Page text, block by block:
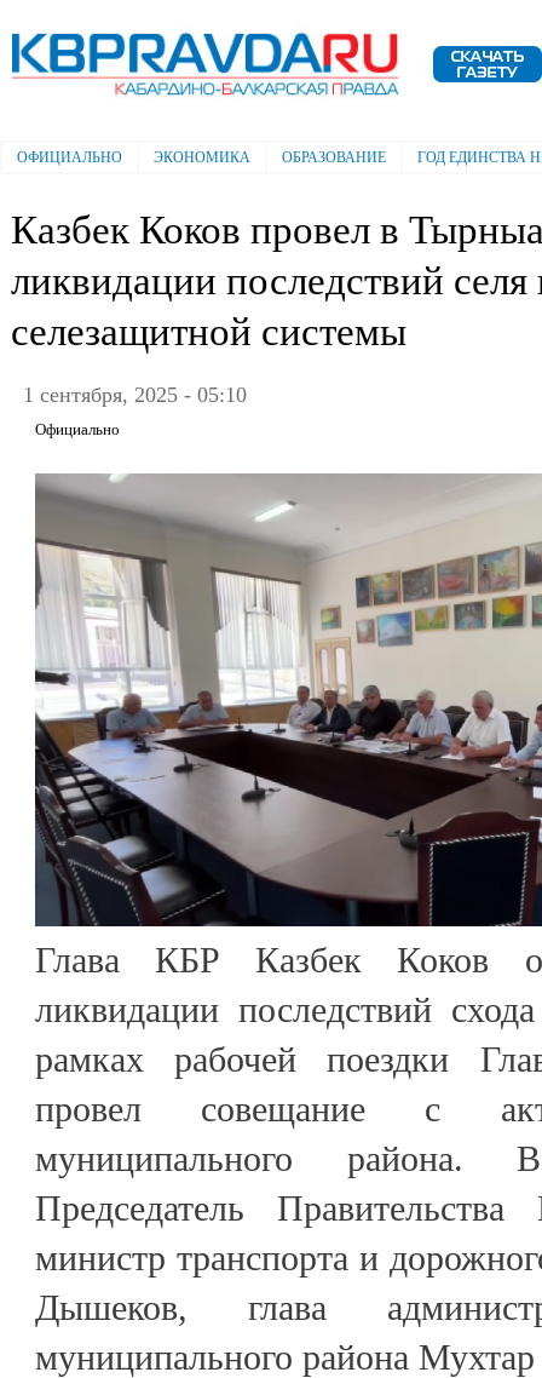
Электронная газета "Кабардино-
Балкарская правда"
Главное меню
ОФИЦИАЛЬНО ЭКОНОМИКА ОБРАЗОВАНИЕ ГОД ЕДИНСТВА
Казбек Коков провел в
ликвидации последствий
селезащитной системы
1 сентября, 2025 - 05:10
Официально
Глава КБР Казбек Коков
ликвидации последствий
рамках рабочей поездки
провел совещание с
муниципального района.
Председатель
министр транспорта и
Дышеков, глава
муниципального района